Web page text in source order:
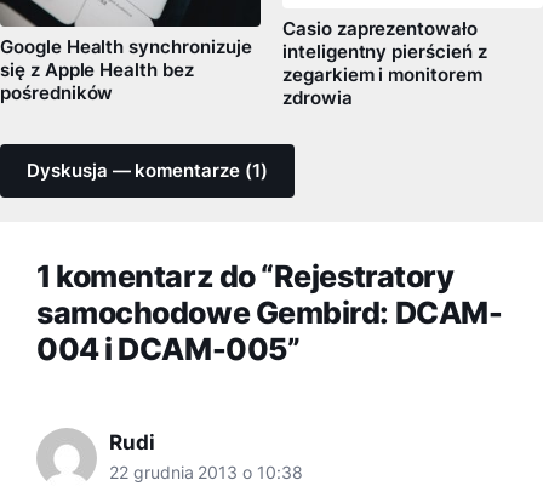
Google Health synchronizuje
się z Apple Health bez
pośredników
Casio zaprezentowało
inteligentny pierścień z
zegarkiem i monitorem
zdrowia
Dyskusja — komentarze (1)
1 komentarz do “Rejestratory
samochodowe Gembird: DCAM-
004 i DCAM-005”
Rudi
22 grudnia 2013 o 10:38